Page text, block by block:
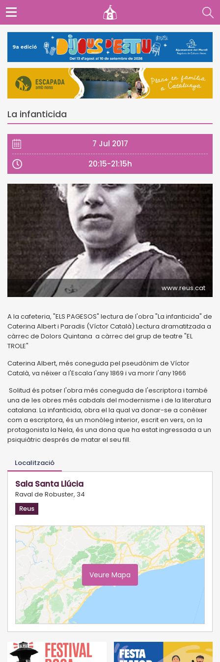
La infanticida
7 Jul 2017
20:15-21:15h
www.reus.cat
A la cafeteria, "ELS PAGESOS" lectura de l'obra "La infanticida" de
Caterina Albert i Paradis (Víctor Català) Lectura dramatitzada a
càrrec de Dolors Quintana a càrrec del grup de teatre "EL
TROLE"
Caterina Albert, més coneguda pel pseudònim de Víctor
Català, va néixer a l'Escala l'any 1869 i va morir l'any 1966
Solitud és potser l'obra més coneguda de l'escriptora i també
una de les obres més cabdals del modernisme i de la literatura
catalana. La infanticida, obra el la qual va donar-se a conèixer
com a escriptora, és un monòleg interior, escrit en vers, on la
protagonista la Nela, és una dona que ha estat ingressada a un
psiquiàtric després de matar el seu fill.
Localització
Sala Santa Llúcia
Raval de Robuster, 34
Reus
Veure Mapa